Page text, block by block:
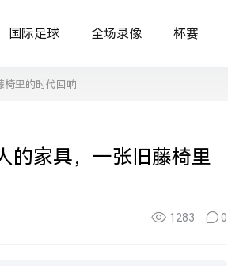
国际足球 全场录像 杯赛
椅里的时代回响
的家具，一张旧藤椅里
1283 0